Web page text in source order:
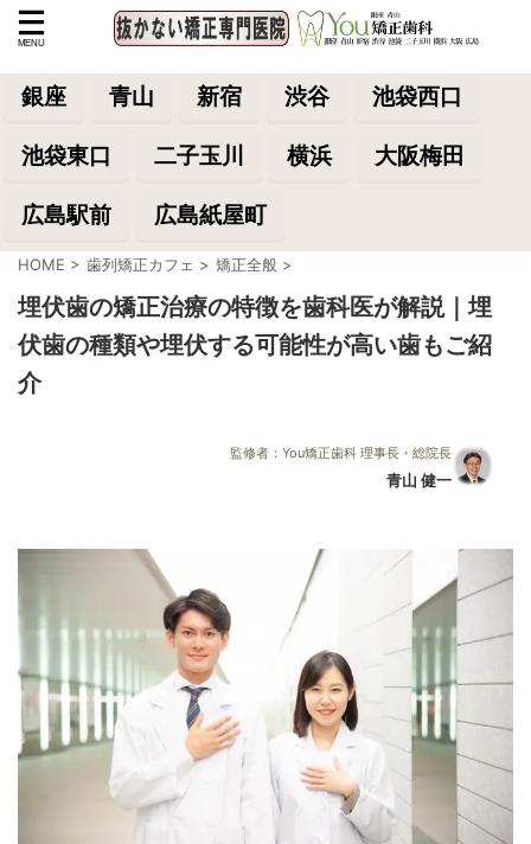
銀座 青山 新宿 渋谷 池袋西口
池袋東口 二子玉川 横浜 大阪梅田
広島駅前 広島紙屋町
HOME > 歯列矯正カフェ > 矯正全般 >
埋伏歯の矯正治療の特徴を歯科医が解説｜埋
伏歯の種類や埋伏する可能性が高い歯もご紹
介
監修者：You矯正歯科 理事長・総院長
青山 健一